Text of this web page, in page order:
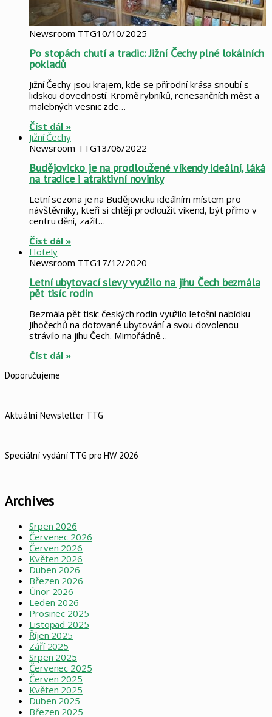
Newsroom TTG10/10/2025
Po stopách chutí a tradic: Jižní Čechy plné lokálních
pokladů
Jižní Čechy jsou krajem, kde se přírodní krása snoubí s
lidskou dovedností. Kromě rybníků, renesančních měst a
malebných vesnic zde…
Číst dál »
Jižní Čechy
Newsroom TTG13/06/2022
Budějovicko je na prodloužené víkendy ideální, láká
na tradice i atraktivní novinky
Letní sezona je na Budějovicku ideálním místem pro
návštěvníky, kteří si chtějí prodloužit víkend, být přímo v
centru dění, zažít…
Číst dál »
Hotely
Newsroom TTG17/12/2020
Letní ubytovací slevy využilo na jihu Čech bezmála
pět tisíc rodin
Bezmála pět tisíc českých rodin využilo letošní nabídku
Jihočechů na dotované ubytování a svou dovolenou
strávilo na jihu Čech. Mimořádně…
Číst dál »
Doporučujeme
Aktuální Newsletter TTG
Speciální vydání TTG pro HW 2026
Archives
Srpen 2026
Červenec 2026
Červen 2026
Květen 2026
Duben 2026
Březen 2026
Únor 2026
Leden 2026
Prosinec 2025
Listopad 2025
Říjen 2025
Září 2025
Srpen 2025
Červenec 2025
Červen 2025
Květen 2025
Duben 2025
Březen 2025